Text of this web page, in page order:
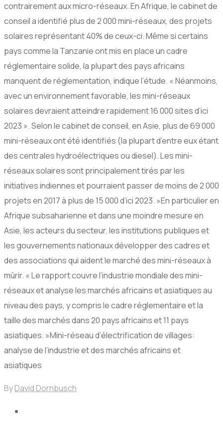
contrairement aux micro-réseaux. En Afrique, le cabinet de
conseil a identifié plus de 2 000 mini-réseaux, des projets
solaires représentant 40% de ceux-ci. Même si certains
pays comme la Tanzanie ont mis en place un cadre
réglementaire solide, la plupart des pays africains
manquent de réglementation, indique l’étude. « Néanmoins,
avec un environnement favorable, les mini-réseaux
solaires devraient atteindre rapidement 16 000 sites d’ici
2023 ». Selon le cabinet de conseil, en Asie, plus de 69 000
mini-réseaux ont été identifiés (la plupart d’entre eux étant
des centrales hydroélectriques ou diesel). Les mini-
réseaux solaires sont principalement tirés par les
initiatives indiennes et pourraient passer de moins de 2 000
projets en 2017 à plus de 15 000 d’ici 2023. »En particulier en
Afrique subsaharienne et dans une moindre mesure en
Asie, les acteurs du secteur, les institutions publiques et
les gouvernements nationaux développer des cadres et
des associations qui aident le marché des mini-réseaux à
mûrir. « Le rapport couvre l’industrie mondiale des mini-
réseaux et analyse les marchés africains et asiatiques au
niveau des pays, y compris le cadre réglementaire et la
taille des marchés dans 20 pays africains et 11 pays
asiatiques. »Mini-réseau d’électrification de villages:
analyse de l’industrie et des marchés africains et
asiatiques
ByDavid Dornbusch